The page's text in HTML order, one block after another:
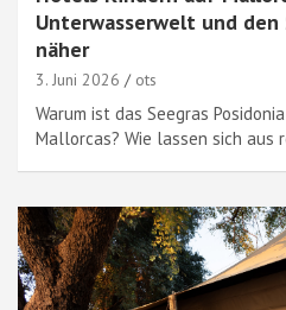
Unterwasserwelt und den
näher
3. Juni 2026 ots
Warum ist das Seegras
Mallorcas? Wie lassen sich aus